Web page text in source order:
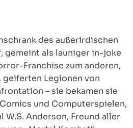
des außerirdischen
gemeint als launiger in-joke
Franchise zum anderen,
Legionen von
– sie bekamen sie
und Computerspielen,
W.S. Anderson, Freund aller